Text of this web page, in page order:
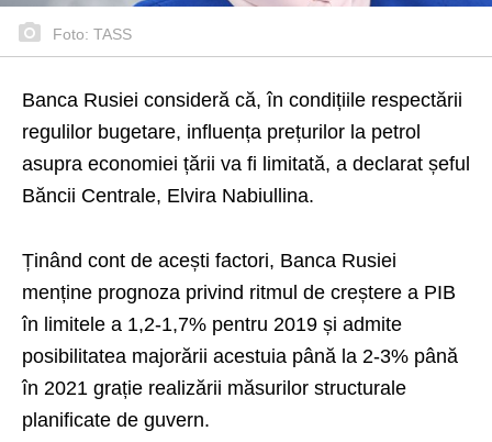
Foto: TASS
Banca Rusiei consideră că, în condițiile respectării
regulilor bugetare, influența prețurilor la petrol
asupra economiei țării va fi limitată, a declarat șeful
Băncii Centrale, Elvira Nabiullina.
Ținând cont de acești factori, Banca Rusiei
menține prognoza privind ritmul de creștere a PIB
în limitele a 1,2-1,7% pentru 2019 și admite
posibilitatea majorării acestuia până la 2-3% până
în 2021 grație realizării măsurilor structurale
planificate de guvern.